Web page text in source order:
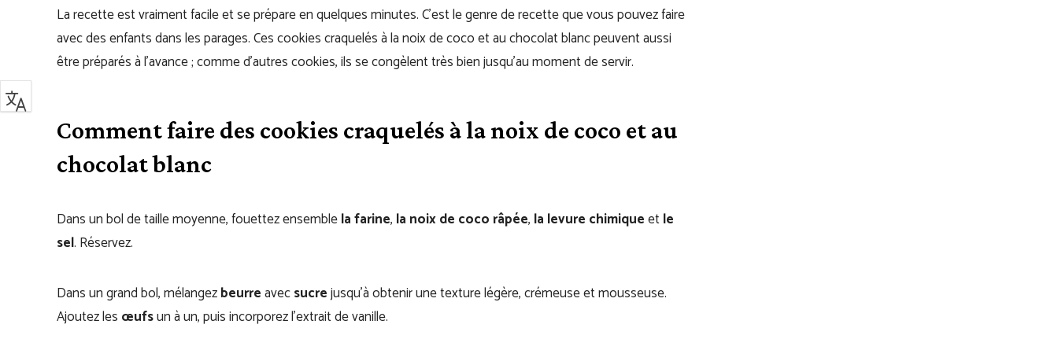
La recette est vraiment facile et se prépare en quelques minutes. C’est le genre de recette que vous pouvez faire
avec des enfants dans les parages. Ces cookies craquelés à la noix de coco et au chocolat blanc peuvent aussi
être préparés à l’avance ; comme d’autres cookies, ils se congèlent très bien jusqu’au moment de servir.
Comment faire des cookies craquelés à la noix de coco et au
chocolat blanc
Dans un bol de taille moyenne, fouettez ensemblela farine, la noix de coco râpée, la levure chimiqueetle
sel. Réservez.
Dans un grand bol, mélangezbeurreavecsucrejusqu’à obtenir une texture légère, crémeuse et mousseuse.
Ajoutez les œufsun à un, puis incorporez l’extrait de vanille.